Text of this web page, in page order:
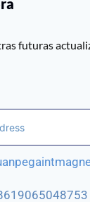
futuras